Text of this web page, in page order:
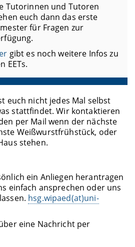
Tutorinnen und Tutoren
euch dann das erste
für Fragen zur
gibt es noch weitere Infos zu
EETs.
euch nicht jedes Mal selbst
stattfindet. Wir kontaktieren
per Mail wenn der nächste
Weißwurstfrühstück, oder
stehen.
ein Anliegen herantragen
einfach ansprechen oder uns
hsg.wipaed(at)uni-
eine Nachricht per